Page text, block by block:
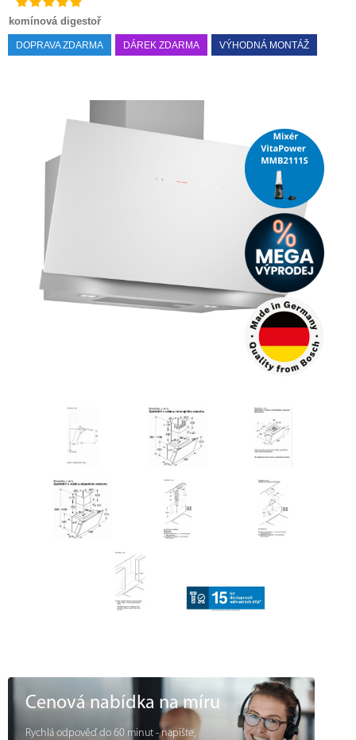
komínová digestoř
DOPRAVA ZDARMA DÁREK ZDARMA VÝHODNÁ MONTÁŽ
Cenová nabídka na míru
Rychlá odpověď do 60 minut - napište,